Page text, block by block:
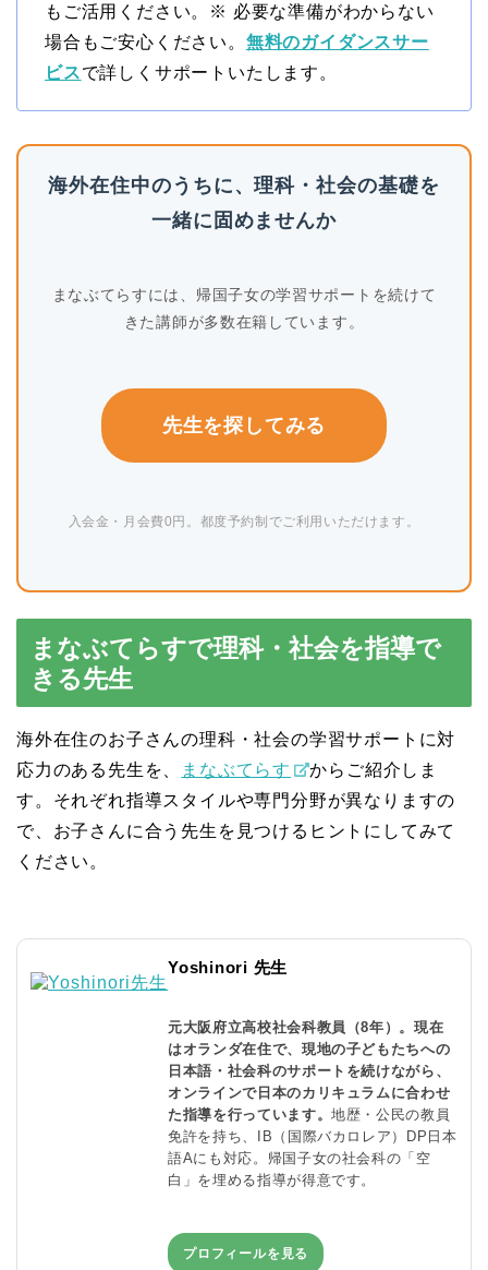
もご活用ください。※ 必要な準備がわからない
場合もご安心ください。 無料のガイダンスサー
ビスで詳しくサポートいたします。
海外在住中のうちに、理科・社会の基礎を
一緒に固めませんか
まなぶてらすには、帰国子女の学習サポートを続けて
きた講師が多数在籍しています。
先生を探してみる
入会金・月会費0円。都度予約制でご利用いただけます。
まなぶてらすで理科・社会を指導で
きる先生
海外在住のお子さんの理科・社会の学習サポートに対
応力のある先生を、
まなぶてらす
からご紹介しま
す。それぞれ指導スタイルや専門分野が異なりますの
で、お子さんに合う先生を見つけるヒントにしてみて
ください。
Yoshinori 先生
元大阪府立高校社会科教員（8年）。現在
はオランダ在住で、現地の子どもたちへの
日本語・社会科のサポートを続けながら、
オンラインで日本のカリキュラムに合わせ
た指導を行っています。地歴・公民の教員
免許を持ち、IB（国際バカロレア）DP日本
語Aにも対応。帰国子女の社会科の「空
白」を埋める指導が得意です。
プロフィールを見る